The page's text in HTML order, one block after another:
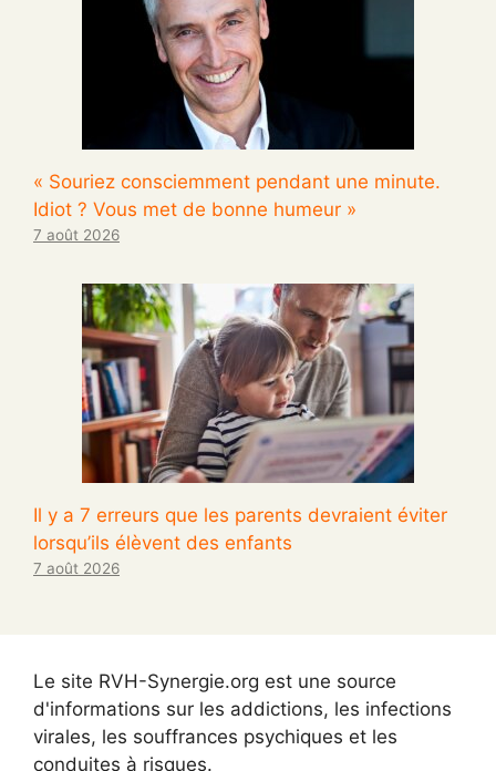
« Souriez consciemment pendant une minute.
Idiot ? Vous met de bonne humeur »
7 août 2026
Il y a 7 erreurs que les parents devraient éviter
lorsqu’ils élèvent des enfants
7 août 2026
Le site RVH-Synergie.org est une source
d'informations sur les addictions, les infections
virales, les souffrances psychiques et les
conduites à risques.